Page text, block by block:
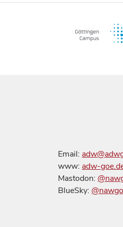
Email:
www: adw-
Mastodon:
BlueSky: